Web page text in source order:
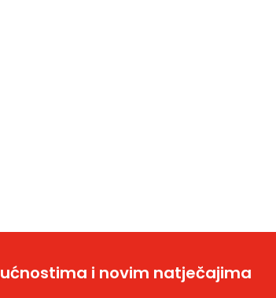
i novim natječajima